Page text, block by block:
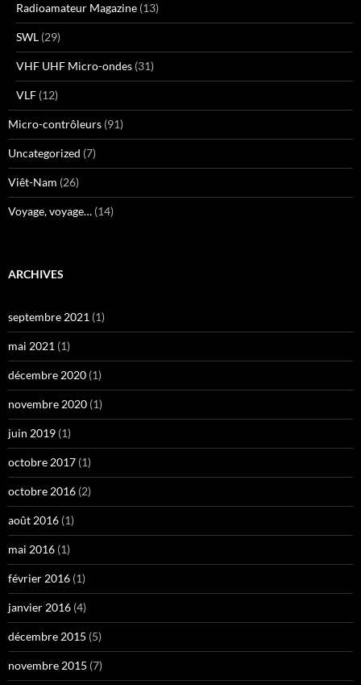
Radioamateur Magazine (13)
SWL (29)
VHF UHF Micro-ondes (31)
VLF (12)
Micro-contrôleurs (91)
Uncategorized (7)
Viêt-Nam (26)
Voyage, voyage… (14)
ARCHIVES
septembre 2021 (1)
mai 2021 (1)
décembre 2020 (1)
novembre 2020 (1)
juin 2019 (1)
octobre 2017 (1)
octobre 2016 (2)
août 2016 (1)
mai 2016 (1)
février 2016 (1)
janvier 2016 (4)
décembre 2015 (5)
novembre 2015 (7)